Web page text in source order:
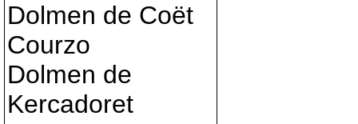
Dolmen de Coët
Courzo
Dolmen de
Kercadoret